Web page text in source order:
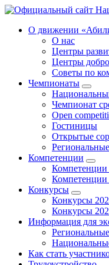
О движении
О нас
Центры
Центры
Советы по
Чемпионаты
Чемпионат
Open
Гостиницы
Открытые
Компетенции
Компетенции
Компетенции
Конкурсы
Конкурсы
Конкурсы
Информация для
Как стать